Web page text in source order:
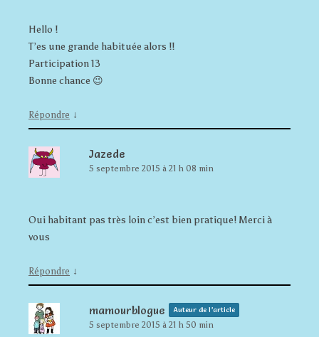
Hello !
T’es une grande habituée alors !!
Participation 13
Bonne chance 😉
Répondre ↓
Jazede
5 septembre 2015 à 21 h 08 min
Oui habitant pas très loin c’est bien pratique! Merci à
vous
Répondre ↓
mamourblogue Auteur de l’article
5 septembre 2015 à 21 h 50 min